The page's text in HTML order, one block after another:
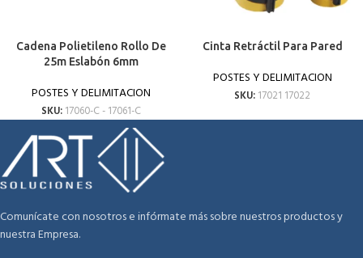
Cadena Polietileno Rollo De
25m Eslabón 6mm
POSTES Y DELIMITACION
SKU: 17060-C - 17061-C
Cinta Retráctil Para Pared
POSTES Y DELIMITACION
SKU: 17021 17022
Comunícate con nosotros e infórmate más sobre nuestros productos y
nuestra Empresa.